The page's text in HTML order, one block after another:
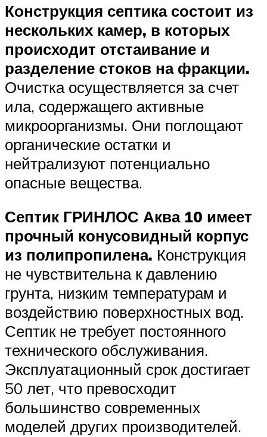
Конструкция септика состоит из
нескольких камер, в которых
происходит отстаивание и
разделение стоков на фракции.
Очистка осуществляется за счет
ила, содержащего активные
микроорганизмы. Они поглощают
органические остатки и
нейтрализуют потенциально
опасные вещества.
Септик ГРИНЛОС Аква 10 имеет
прочный конусовидный корпус
из полипропилена. Конструкция
не чувствительна к давлению
грунта, низким температурам и
воздействию поверхностных вод.
Септик не требует постоянного
технического обслуживания.
Эксплуатационный срок достигает
50 лет, что превосходит
большинство современных
моделей других производителей.